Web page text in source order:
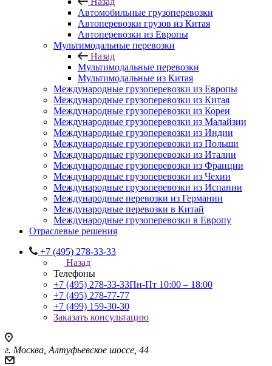
Автомобильные грузоперевозки
Автоперевозки грузов из Китая
Автоперевозки из Европы
Мультимодальные перевозки
Назад
Мультимодальные перевозки
Мультимодальные из Китая
Международные грузоперевозки из Европы
Международные грузоперевозки из Китая
Международные грузоперевозки из Кореи
Международные грузоперевозки из Малайзии
Международные грузоперевозки из Индии
Международные грузоперевозки из Польши
Международные грузоперевозки из Италии
Международные грузоперевозки из Франции
Международные грузоперевозки из Чехии
Международные грузоперевозки из Испании
Международные перевозки из Германии
Международные перевозки в Китай
Международные грузоперевозки в Европу
Отраслевые решения
+7 (495) 278-33-33
Назад
Телефоны
+7 (495) 278-33-33Пн-Пт 10:00 – 18:00
+7 (495) 278-77-77
+7 (499) 159-30-30
Заказать консультацию
г. Москва, Алтуфьевское шоссе, 44